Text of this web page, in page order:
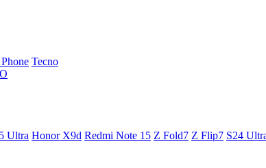
Tecno
Ultra Honor X9d Redmi Note 15 Z Fold7 Z Flip7 S24